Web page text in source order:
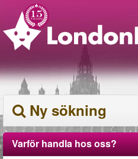
Ny sökning
Varför handla hos oss?